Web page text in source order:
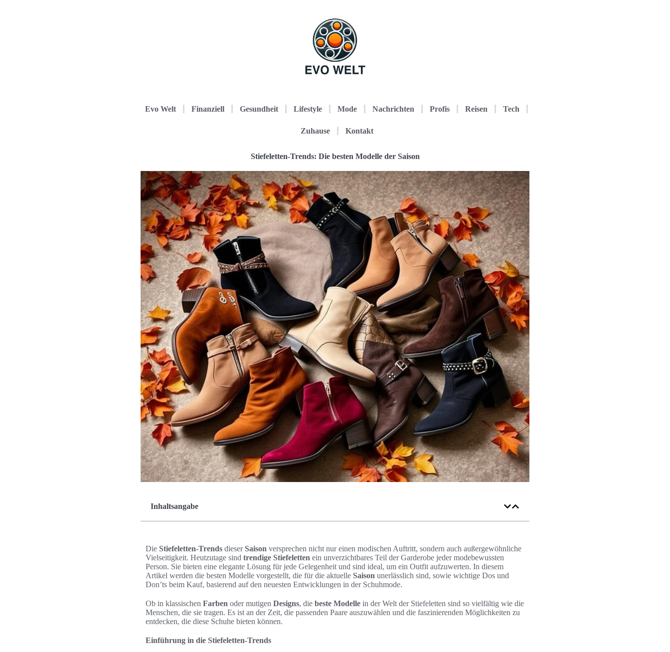
Evo Welt Finanziell Gesundheit Lifestyle Mode Nachrichten Profis Reisen Tech
Zuhause Kontakt
Stiefeletten-Trends: Die besten Modelle der Saison
Inhaltsangabe
Die Stiefeletten-Trends dieserSaison versprechen nicht nur einen modischen Auftritt, sondern auch außergewöhnliche
Vielseitigkeit. Heutzutage sind trendige Stiefeletten ein unverzichtbares Teil der Garderobe jeder modebewussten
Person. Sie bieten eine elegante Lösung für jede Gelegenheit und sind ideal, um ein Outfit aufzuwerten. In diesem
Artikel werden die besten Modelle vorgestellt, die für die aktuelle Saison unerlässlich sind, sowie wichtige Dos und
Don’ts beim Kauf, basierend auf den neuesten Entwicklungen in der Schuhmode.
Ob in klassischen Farben oder mutigen Designs, die beste Modelle in der Welt der Stiefeletten sind so vielfältig wie die
Menschen, die sie tragen. Es ist an der Zeit, die passenden Paare auszuwählen und die faszinierenden Möglichkeiten zu
entdecken, die diese Schuhe bieten können.
Einführung in die Stiefeletten-Trends